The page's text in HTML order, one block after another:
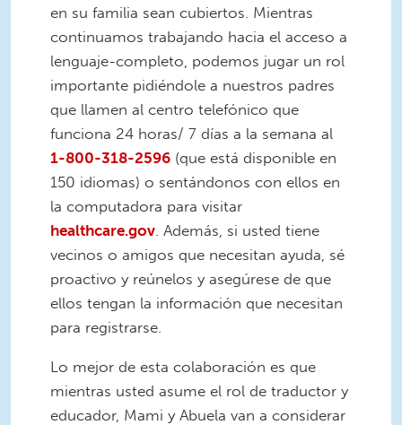
en su familia sean cubiertos. Mientras
continuamos trabajando hacia el acceso a
lenguaje-completo, podemos jugar un rol
importante pidiéndole a nuestros padres
que llamen al centro telefónico que
funciona 24 horas/ 7 días a la semana al
1-800-318-2596 (que está disponible en
150 idiomas) o sentándonos con ellos en
la computadora para visitar
healthcare.gov. Además, si usted tiene
vecinos o amigos que necesitan ayuda, sé
proactivo y reúnelos y asegúrese de que
ellos tengan la información que necesitan
para registrarse.
Lo mejor de esta colaboración es que
mientras usted asume el rol de traductor y
educador, Mami y Abuela van a considerar